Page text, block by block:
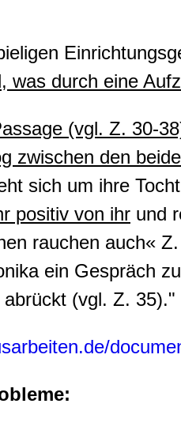
was durch eine
(vgl. Z. 30-
zwischen den
sich um ihre
positiv von ihr und
rauchen auch«
ein Gespräch
(vgl. Z. 35)."